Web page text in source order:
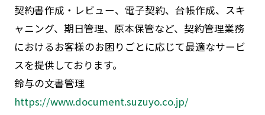
契約書作成・レビュー、電子契約、台帳作成、スキ
ャニング、期日管理、原本保管など、契約管理業務
におけるお客様のお困りごとに応じて最適なサービ
スを提供しております。
鈴与の文書管理
https://www.document.suzuyo.co.jp/